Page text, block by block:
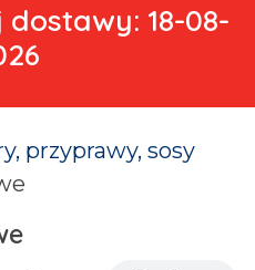
18-08-
przyprawy, sosy